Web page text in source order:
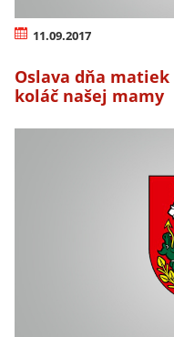
11.09.2017
Oslava dňa
koláč našej mamy